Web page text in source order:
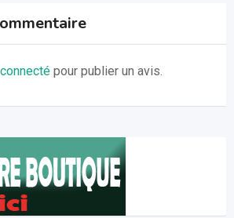
connecté pour publier un avis.